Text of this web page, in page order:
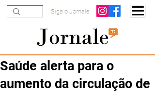
Siga o Jornale
Saúde alerta para o
aumento da circulação de